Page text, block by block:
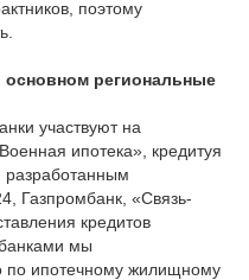
поэтому
региональные
участвуют на
ипотека», кредитуя
Газпромбанк, «Связь-
кредитов
мы
по ипотечному жилищному